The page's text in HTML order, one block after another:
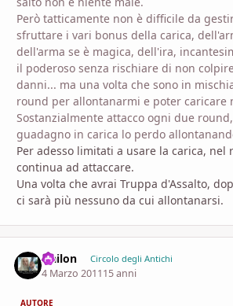
Però tatticamente non è difficile da
sfruttare i vari bonus della carica,
dell'arma se è magica, dell'ira,
il poderoso senza rischiare di non
danni... ma una volta che sono in
round per allontanarmi e poter caricare
Sostanzialmente attacco ogni due
guadagno in carica lo perdo
Per adesso limitati a usare la carica, nel
continua ad attaccare.
Una volta che avrai Truppa d'Assalto,
ci sarà più nessuno da cui allontanarsi.
Nailon Circolo degli Antichi
4 Marzo 201115 anni
AUTORE